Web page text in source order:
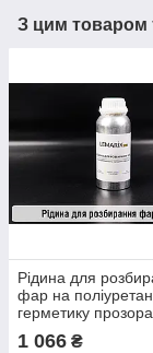
З цим товаром
Рідина для
фар на
герметику
1 066 ₴